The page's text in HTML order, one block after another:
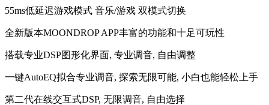
55ms低延迟游戏模式 音乐/游戏 双模式切换
全新版本MOONDROP APP丰富的功能和十足可玩性
搭载专业DSP图形化界面, 专业调音, 自由调整
一键AutoEQ拟合专业调音, 探索无限可能, 小白也能轻松上手
第二代在线交互式DSP, 无限调音, 自由选择